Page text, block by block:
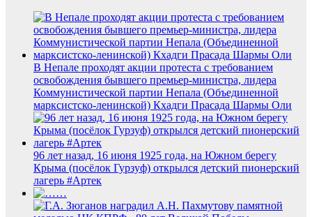
В Непале проходят акции протеста с требованием
освобождения бывшего премьер-министра, лидера
Коммунистической партии Непала (Объединенной
марксистско-ленинской) Кхадги Прасада Шармы Оли
96 лет назад, 16 июня 1925 года, на Южном берегу
Крыма (посёлок Гурзуф) открылся детский пионерский
лагерь #Артек
…